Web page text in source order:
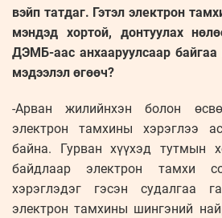
вэйп татдаг. Гэтэл электрон
мэндэд хортой, донтуулах
ДЭМБ-аас анхааруулсаар
мэдээлэл өгөөч?
-Арван жилийнхэн болон
электрон тамхины хэрэглээ
байна. Гурван хүүхэд тутмын
байдлаар электрон тамхи
хэрэглэдэг гэсэн судалгаа
электрон тамхины шингэний